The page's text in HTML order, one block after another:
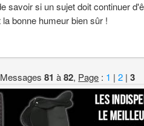
savoir si un sujet doit continuer
bonne humeur bien sûr !
Messages81 à82, Page : 1 |2 |3